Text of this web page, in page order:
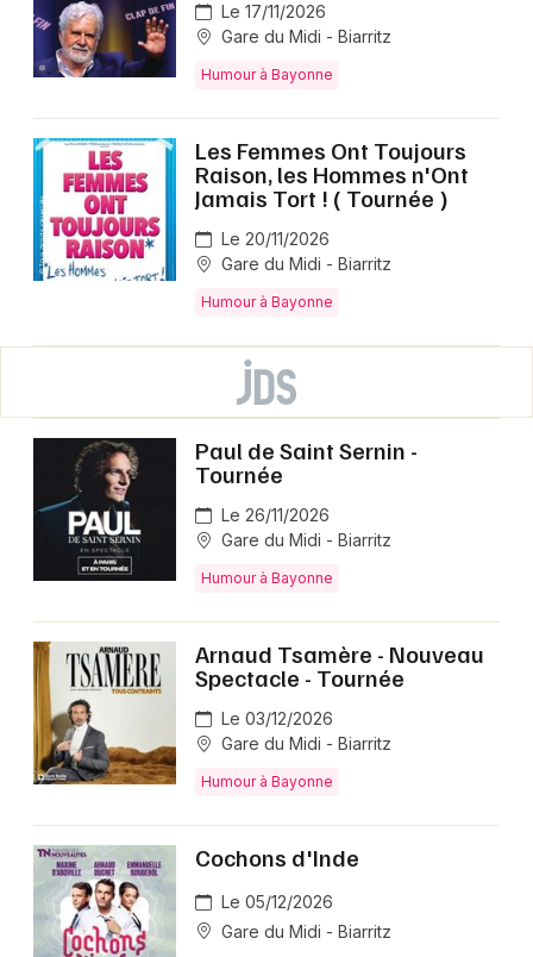
Le 17/11/2026
Gare du Midi - Biarritz
Humour à Bayonne
Les Femmes Ont Toujours
Raison, les Hommes n'Ont
Jamais Tort ! ( Tournée )
Le 20/11/2026
Gare du Midi - Biarritz
Humour à Bayonne
Paul de Saint Sernin -
Tournée
Le 26/11/2026
Gare du Midi - Biarritz
Humour à Bayonne
Arnaud Tsamère - Nouveau
Spectacle - Tournée
Le 03/12/2026
Gare du Midi - Biarritz
Humour à Bayonne
Cochons d'Inde
Le 05/12/2026
Gare du Midi - Biarritz